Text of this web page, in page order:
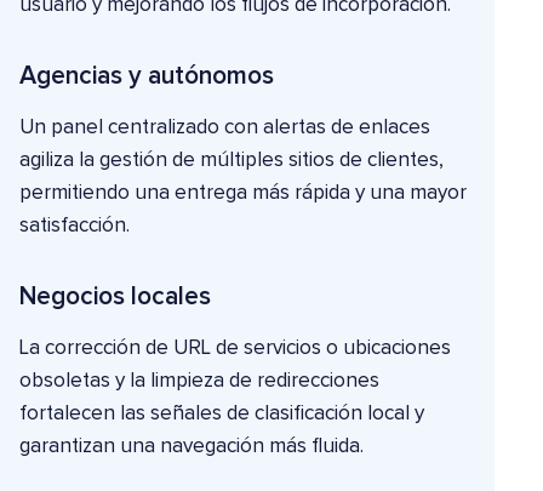
usuario y mejorando los flujos de incorporación.
Agencias y autónomos
Un panel centralizado con alertas de enlaces
agiliza la gestión de múltiples sitios de clientes,
permitiendo una entrega más rápida y una mayor
satisfacción.
Negocios locales
La corrección de URL de servicios o ubicaciones
obsoletas y la limpieza de redirecciones
fortalecen las señales de clasificación local y
garantizan una navegación más fluida.